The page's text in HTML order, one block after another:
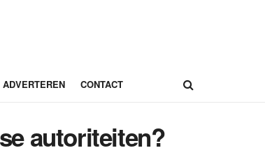
ADVERTEREN CONTACT
autoriteiten?